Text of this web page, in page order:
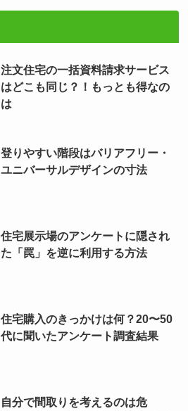
注文住宅の一括資料請求サービス
はどこも同じ？！もっとも得なの
は
登りやすい階段はバリアフリー・
ユニバーサルデザインの寸法
住宅展示場のアンケートに隠され
た「罠」を逆に利用する方法
住宅購入のきっかけは何？20〜50
代に聞いたアンケート調査結果
自分で間取りを考えるのは危